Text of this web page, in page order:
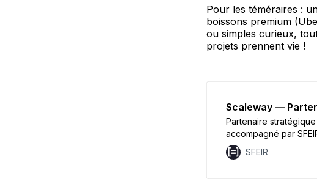
Pour les téméraires :
boissons premium
ou simples curieux,
projets prennent vie !
Scaleway —
Partenaire
accompagné par
les GPU IA et les
SFEIR